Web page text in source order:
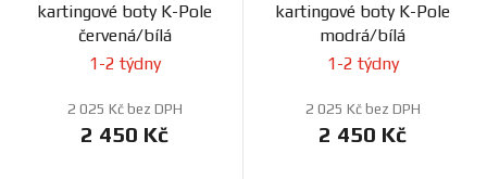
kartingové boty K-Pole
červená/bílá
1-2 týdny
2 025 Kč bez DPH
2 450 Kč
kartingové boty K-Pole
modrá/bílá
1-2 týdny
2 025 Kč bez DPH
2 450 Kč